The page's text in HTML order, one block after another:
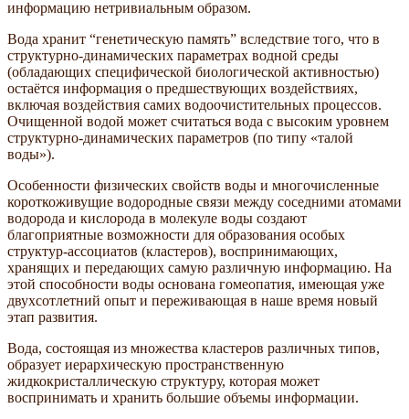
информацию нетривиальным образом.
Вода хранит “генетическую память” вследствие того, что в
структурно-динамических параметрах водной среды
(обладающих специфической биологической активностью)
остаётся информация о предшествующих воздействиях,
включая воздействия самих водоочистительных процессов.
Очищенной водой может считаться вода с высоким уровнем
структурно-динамических параметров (по типу «талой
воды»).
Особенности физических свойств воды и многочисленные
короткоживущие водородные связи между соседними атомами
водорода и кислорода в молекуле воды создают
благоприятные возможности для образования особых
структур-ассоциатов (кластеров), воспринимающих,
хранящих и передающих самую различную информацию. На
этой способности воды основана гомеопатия, имеющая уже
двухсотлетний опыт и переживающая в наше время новый
этап развития.
Вода, состоящая из множества кластеров различных типов,
образует иерархическую пространственную
жидкокристаллическую структуру, которая может
воспринимать и хранить большие объемы информации.